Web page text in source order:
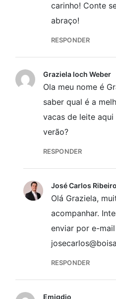
carinho! Conte
abraço!
RESPONDER
Graziela loch Weber
Ola meu nome é
saber qual é a
vacas de leite
verão?
RESPONDER
José Carlos Ribeiro
Olá Graziela,
acompanhar.
enviar por e-
RESPONDER
Emigdio